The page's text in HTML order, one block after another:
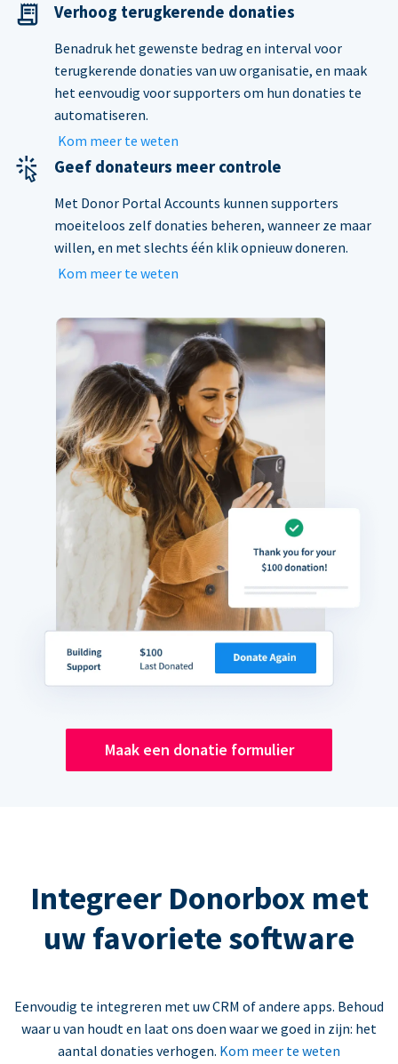
Verhoog terugkerende donaties
Benadruk het gewenste bedrag en interval voor
terugkerende donaties van uw organisatie, en maak
het eenvoudig voor supporters om hun donaties te
automatiseren.
Kom meer te weten
Geef donateurs meer controle
Met Donor Portal Accounts kunnen supporters
moeiteloos zelf donaties beheren, wanneer ze maar
willen, en met slechts één klik opnieuw doneren.
Kom meer te weten
Maak een donatie formulier
Integreer Donorbox met
uw favoriete software
Eenvoudig te integreren met uw CRM of andere apps. Behoud
waar u van houdt en laat ons doen waar we goed in zijn: het
aantal donaties verhogen. Kom meer te weten